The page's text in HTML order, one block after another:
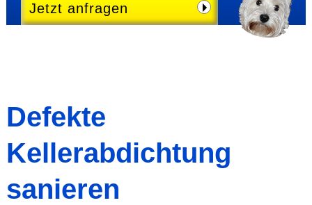
Jetzt anfragen
Defekte
Kellerabdichtung
sanieren